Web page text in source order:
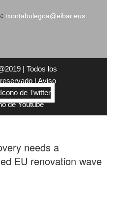
txontabulegoa@eibar.eus
| Todos los
| Aviso
needs a
EU renovation wave